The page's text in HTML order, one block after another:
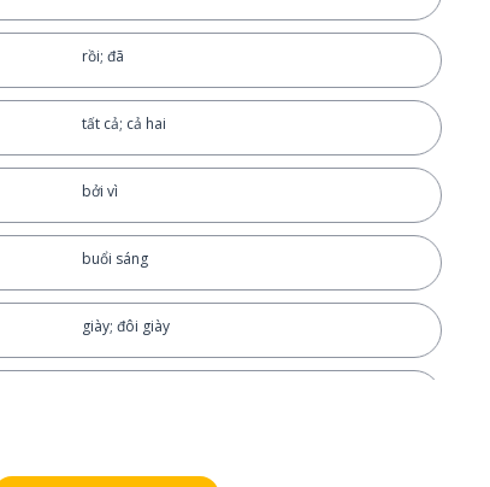
rồi; đã
tất cả; cả hai
bởi vì
buổi sáng
giày; đôi giày